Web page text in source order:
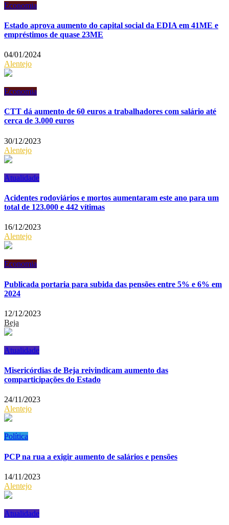
Economia
Estado aprova aumento do capital social da EDIA em 41ME e
empréstimos de quase 23ME
04/01/2024
Alentejo
Economia
CTT dá aumento de 60 euros a trabalhadores com salário até
cerca de 3.000 euros
30/12/2023
Alentejo
Atualidade
Acidentes rodoviários e mortos aumentaram este ano para um
total de 123.000 e 442 vítimas
16/12/2023
Alentejo
Economia
Publicada portaria para subida das pensões entre 5% e 6% em
2024
12/12/2023
Beja
Atualidade
Misericórdias de Beja reivindicam aumento das
comparticipações do Estado
24/11/2023
Alentejo
Política
PCP na rua a exigir aumento de salários e pensões
14/11/2023
Alentejo
Atualidade